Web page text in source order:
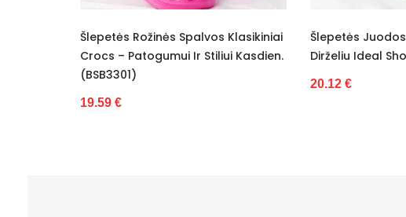
Rožinės Spalvos Klasikiniai
– Patogumui Ir Stiliui Kasdien.
Šlepetės Juodos Ventiliuojamos Su
Dirželiu Ideal Shoes (BSB3303)